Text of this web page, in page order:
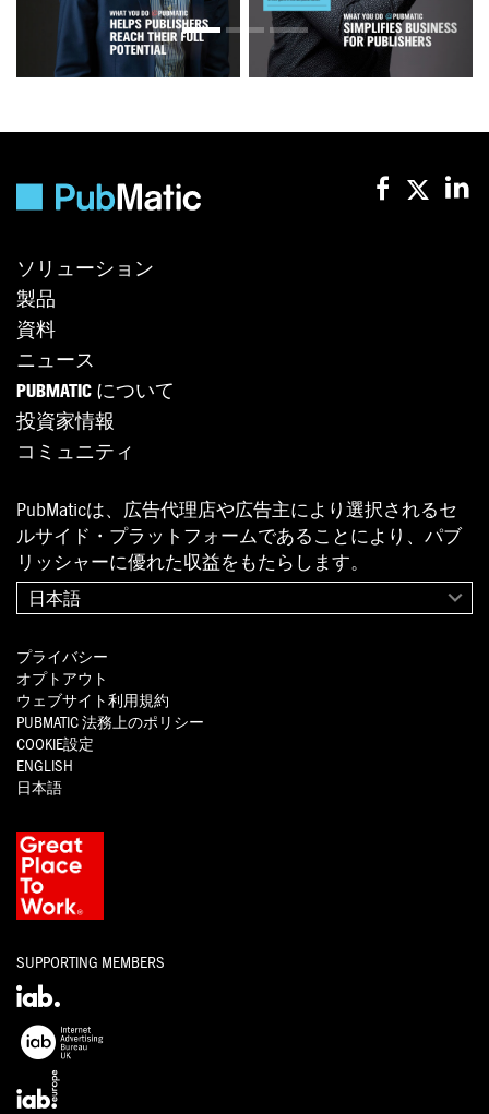
ソリューション
製品
資料
ニュース
PUBMATIC について
投資家情報
コミュニティ
PubMaticは、広告代理店や広告主により選択されるセ
ルサイド・プラットフォームであることにより、パブ
リッシャーに優れた収益をもたらします。
日本語
プライバシー
オプトアウト
ウェブサイト利用規約
PUBMATIC 法務上のポリシー
COOKIE設定
ENGLISH
日本語
SUPPORTING MEMBERS